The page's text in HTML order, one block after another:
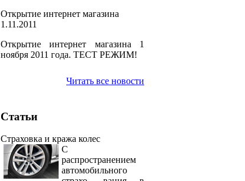
Открытие интернет магазина
1.11.2011
Открытие интернет магазина 1
ноября 2011 года. ТЕСТ РЕЖИМ!
Читать все новости
Статьи
Страховка и кража колес
С
распространением
автомобильного